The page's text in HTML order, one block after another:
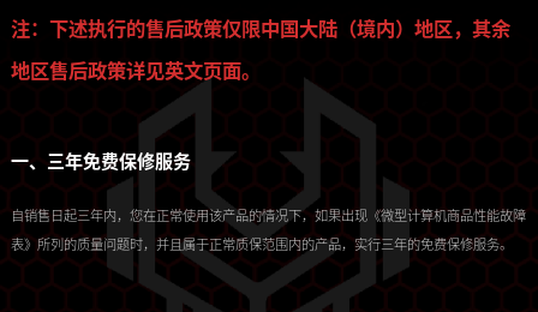
注：下述执行的售后政策仅限中国大陆（境内）地区，其余
地区售后政策详见英文页面。
一、三年免费保修服务
自销售日起三年内，您在正常使用该产品的情况下，如果出现《微型计算机商品性能故障
表》所列的质量问题时，并且属于正常质保范围内的产品，实行三年的免费保修服务。